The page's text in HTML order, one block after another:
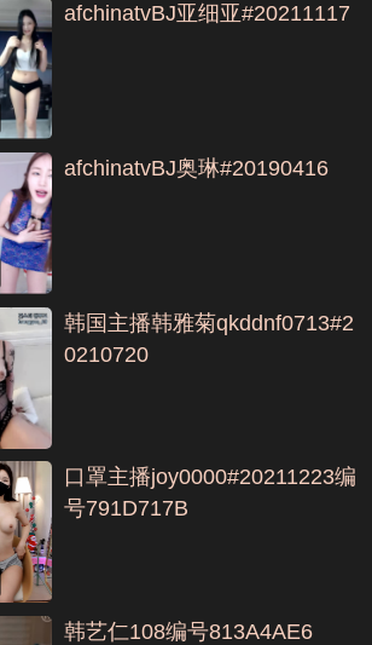
afchinatvBJ亚细亚#20211117
afchinatvBJ奥琳#20190416
韩国主播韩雅菊qkddnf0713#2
0210720
口罩主播joy0000#20211223编
号791D717B
韩艺仁108编号813A4AE6